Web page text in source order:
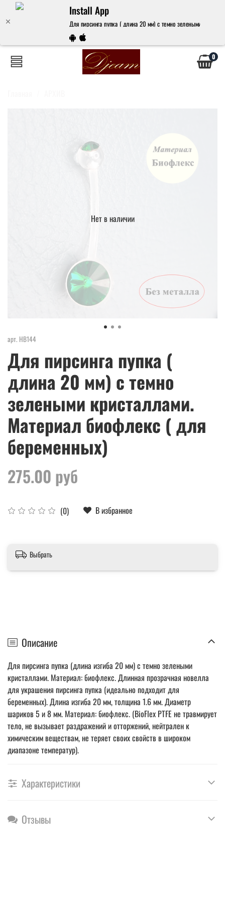
Install App
Для пирсинга пупка ( длина 20 мм) с темно зелеными
0
Нет в наличии
арт. НВ144
Для пирсинга пупка (
длина 20 мм) с темно
зелеными кристаллами.
Материал биофлекс ( для
беременных)
(0) В избранное
275.00 руб
Выбрать
Описание
Для пирсинга пупка (длина изгиба 20 мм) с темно зелеными
кристаллами. Материал: биофлекс. Длинная прозрачная новелла
для украшения пирсинга пупка (идеально подходит для
беременных). Длина изгиба 20 мм, толщина 1.6 мм. Диаметр
шариков 5 и 8 мм. Материал: биофлекс. (BioFlex PTFE не травмирует
тело, не вызывает раздражений и отторжений, нейтрален к
химическим веществам, не теряет своих свойств в широком
диапазоне температур).
Характеристики
Отзывы